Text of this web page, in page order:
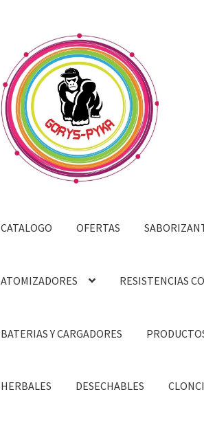
navegación
contenido
CATALOGO OFERTAS
ATOMIZADORES RESISTENCIAS
BATERIAS Y CARGADORES
HERBALES DESECHABLES